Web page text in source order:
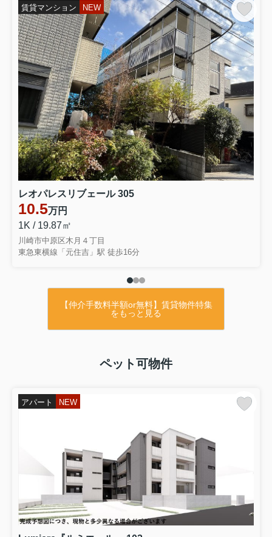
賃貸マンション NEW
レオパレスリブェール 305
10.5万円
1K / 19.87㎡
川崎市中原区木月４丁目
東急東横線「元住吉」駅 徒歩16分
【仲介手数料半額or無料】賃貸物件特集
をもっと見る
ペット可物件
アパート NEW